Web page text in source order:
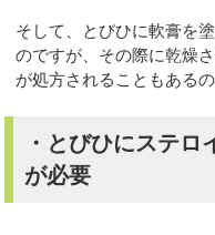
そして、とびひに軟膏を
のですが、その際に乾燥
が処方されることもあるの
・とびひにステ
が必要